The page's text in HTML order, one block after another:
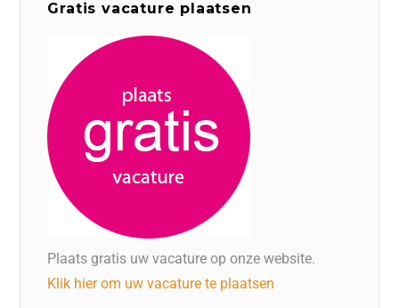
Gratis vacature plaatsen
Plaats gratis uw vacature op onze website.
Klik hier om uw vacature te plaatsen